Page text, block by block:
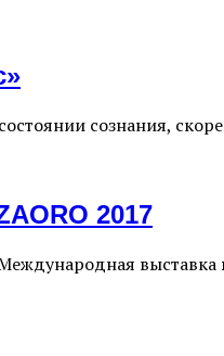
сознания,
2017